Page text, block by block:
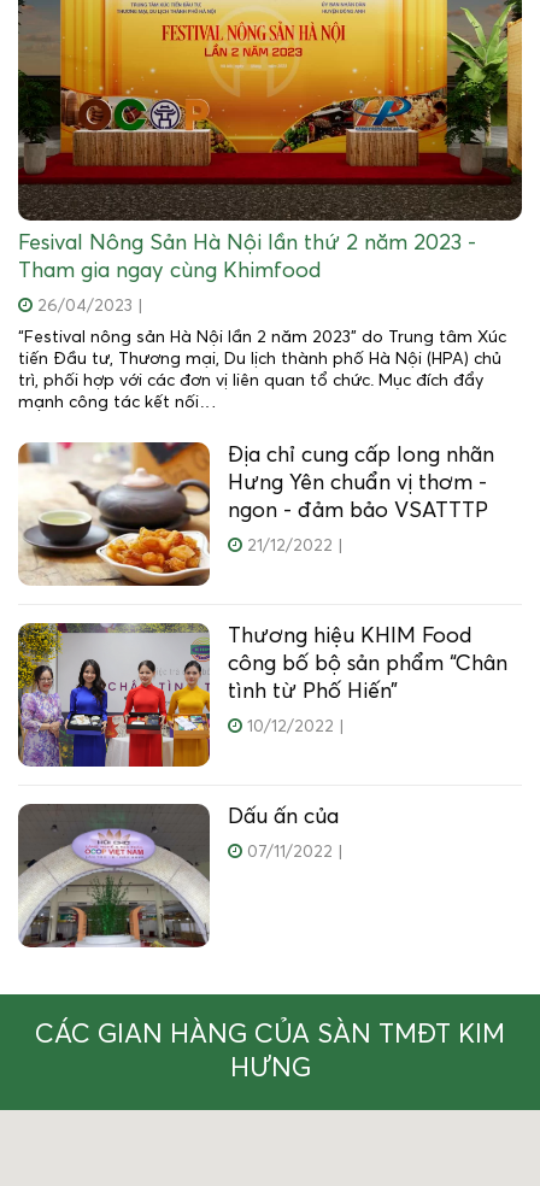
Fesival Nông Sản Hà Nội lần thứ 2 năm 2023 -
Tham gia ngay cùng Khimfood
26/04/2023
“Festival nông sản Hà Nội lần 2 năm 2023” do Trung tâm Xúc
tiến Đầu tư, Thương mại, Du lịch thành phố Hà Nội (HPA) chủ
trì, phối hợp với các đơn vị liên quan tổ chức. Mục đích đẩy
mạnh công tác kết nối…
Địa chỉ cung cấp long nhãn
Hưng Yên chuẩn vị thơm -
ngon - đảm bảo VSATTTP
21/12/2022
Thương hiệu KHIM Food
công bố bộ sản phẩm “Chân
tình từ Phố Hiến”
10/12/2022
Dấu ấn của
07/11/2022
CÁC GIAN HÀNG CỦA SÀN TMĐT KIM
HƯNG